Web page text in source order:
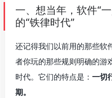
一、想当年，软件“
的“铁律时代”
还记得我们以前用的那些软
者你玩的那些规则明确的游
时代。它们的特点是： 一切
期。